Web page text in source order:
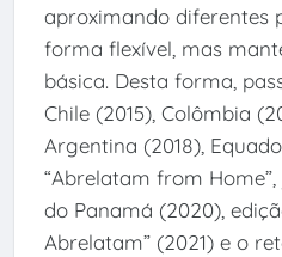
aproximando diferentes
forma flexível, mas
básica. Desta forma,
Chile (2015), Colômbia
Argentina (2018),
“Abrelatam from
do Panamá (2020),
Abrelatam” (2021) e o